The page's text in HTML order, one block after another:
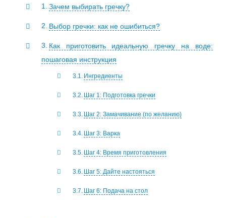
Зачем выбирать гречку?
Выбор гречки: как не ошибиться?
Как приготовить идеальную гречку на воде:
пошаговая инструкция
Ингредиенты
Шаг 1: Подготовка гречки
Шаг 2: Замачивание (по желанию)
Шаг 3: Варка
Шаг 4: Время приготовления
Шаг 5: Дайте настояться
Шаг 6: Подача на стол